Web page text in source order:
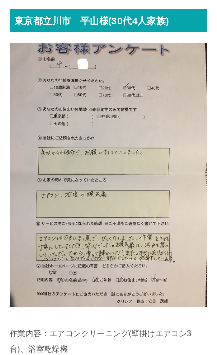
東京都立川市 平山様(30代4人家族)
作業内容：エアコンクリーニング(壁掛けエアコン3
台)、浴室乾燥機